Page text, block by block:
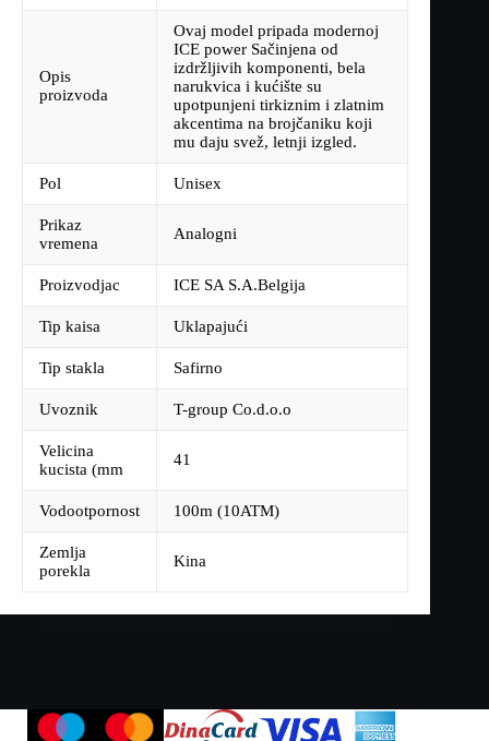
Opis
proizvoda
Ovaj model pripada modernoj
ICE power Sačinjena od
izdržljivih komponenti, bela
narukvica i kućište su
upotpunjeni tirkiznim i zlatnim
akcentima na brojčaniku koji
mu daju svež, letnji izgled.
Pol Unisex
Prikaz
vremena
Analogni
Proizvodjac ICE SA S.A.Belgija
Tip kaisa Uklapajući
Tip stakla Safirno
Uvoznik T-group Co.d.o.o
Velicina
kucista (mm
41
Vodootpornost 100m (10ATM)
Zemlja
porekla
Kina